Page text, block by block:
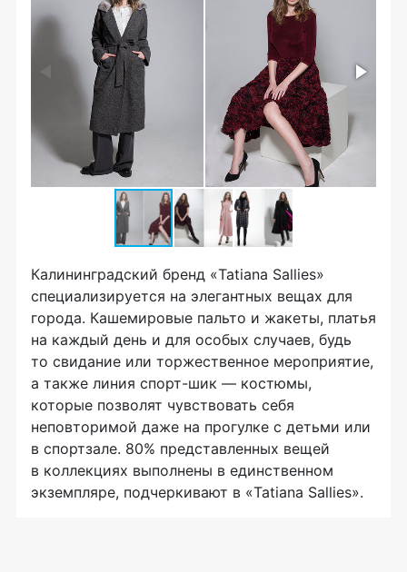
Калининградский бренд «Tatiana Sallies»
специализируется на элегантных вещах для
города. Кашемировые пальто и жакеты, платья
на каждый день и для особых случаев, будь
то свидание или торжественное мероприятие,
а также линия спорт-шик — костюмы,
которые позволят чувствовать себя
неповторимой даже на прогулке с детьми или
в спортзале. 80% представленных вещей
в коллекциях выполнены в единственном
экземпляре, подчеркивают в «Tatiana Sallies».